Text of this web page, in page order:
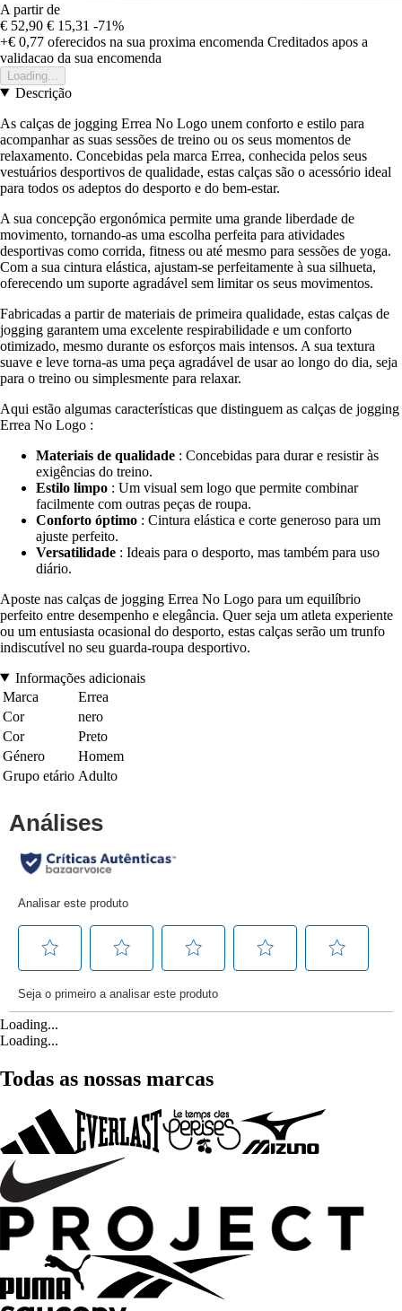
A partir de
€ 52,90 € 15,31 -71%
+€ 0,77 oferecidos na sua proxima encomenda Creditados apos a
validacao da sua encomenda
Loading...
Descrição
As calças de jogging Errea No Logo unem conforto e estilo para
acompanhar as suas sessões de treino ou os seus momentos de
relaxamento. Concebidas pela marca Errea, conhecida pelos seus
vestuários desportivos de qualidade, estas calças são o acessório ideal
para todos os adeptos do desporto e do bem-estar.
A sua concepção ergonómica permite uma grande liberdade de
movimento, tornando-as uma escolha perfeita para atividades
desportivas como corrida, fitness ou até mesmo para sessões de yoga.
Com a sua cintura elástica, ajustam-se perfeitamente à sua silhueta,
oferecendo um suporte agradável sem limitar os seus movimentos.
Fabricadas a partir de materiais de primeira qualidade, estas calças de
jogging garantem uma excelente respirabilidade e um conforto
otimizado, mesmo durante os esforços mais intensos. A sua textura
suave e leve torna-as uma peça agradável de usar ao longo do dia, seja
para o treino ou simplesmente para relaxar.
Aqui estão algumas características que distinguem as calças de jogging
Errea No Logo :
Materiais de qualidade : Concebidas para durar e resistir às
exigências do treino.
Estilo limpo : Um visual sem logo que permite combinar
facilmente com outras peças de roupa.
Conforto óptimo : Cintura elástica e corte generoso para um
ajuste perfeito.
Versatilidade : Ideais para o desporto, mas também para uso
diário.
Aposte nas calças de jogging Errea No Logo para um equilíbrio
perfeito entre desempenho e elegância. Quer seja um atleta experiente
ou um entusiasta ocasional do desporto, estas calças serão um trunfo
indiscutível no seu guarda-roupa desportivo.
Informações adicionais
Marca
Errea
Cor
nero
Cor
Preto
Género
Homem
Grupo etário Adulto
Loading...
Loading...
Todas as nossas marcas